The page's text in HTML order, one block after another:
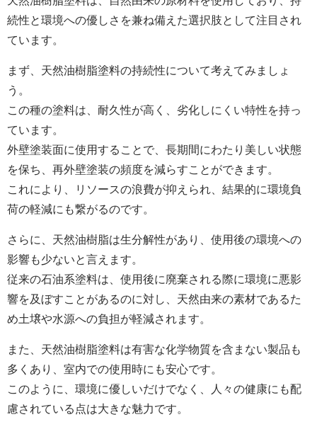
続性と環境への優しさを兼ね備えた選択肢として注目され
ています。
まず、天然油樹脂塗料の持続性について考えてみましょ
う。
この種の塗料は、耐久性が高く、劣化しにくい特性を持っ
ています。
外壁塗装面に使用することで、長期間にわたり美しい状態
を保ち、再外壁塗装の頻度を減らすことができます。
これにより、リソースの浪費が抑えられ、結果的に環境負
荷の軽減にも繋がるのです。
さらに、天然油樹脂は生分解性があり、使用後の環境への
影響も少ないと言えます。
従来の石油系塗料は、使用後に廃棄される際に環境に悪影
響を及ぼすことがあるのに対し、天然由来の素材であるた
め土壌や水源への負担が軽減されます。
また、天然油樹脂塗料は有害な化学物質を含まない製品も
多くあり、室内での使用時にも安心です。
このように、環境に優しいだけでなく、人々の健康にも配
慮されている点は大きな魅力です。